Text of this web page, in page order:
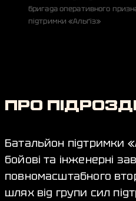
бригада оперативного
підтримки «Альґіз»
ПРО
Батальйон підтримки
бойові та інженерні
повномасштабного
шлях від групи сил